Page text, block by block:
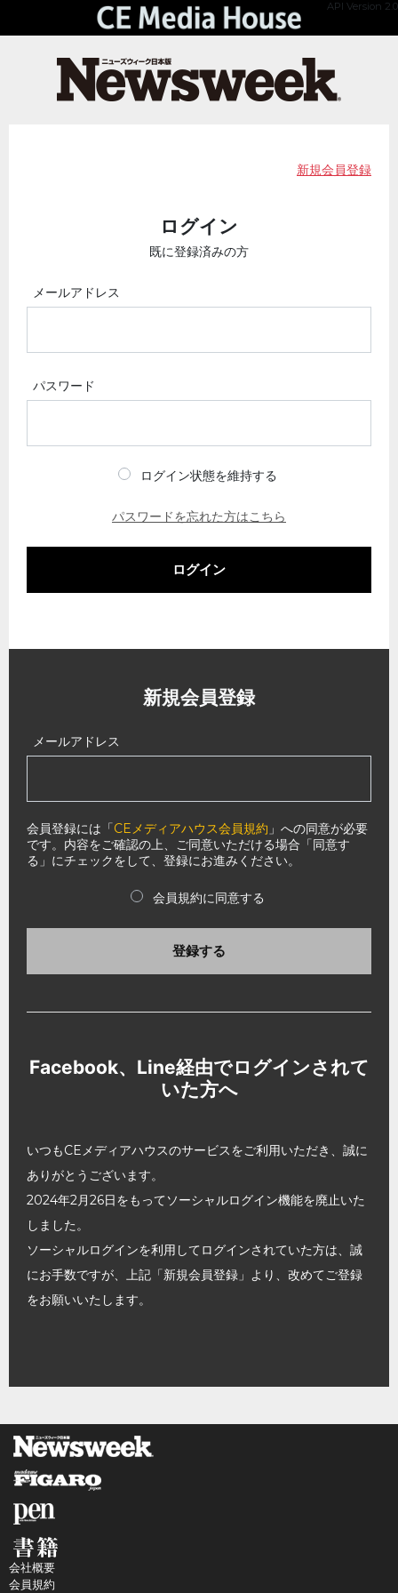
API Version 2.0
新規会員登録
ログイン
既に登録済みの方
メールアドレス
パスワード
ログイン状態を維持する
パスワードを忘れた方はこちら
ログイン
新規会員登録
メールアドレス
会員登録には「CEメディアハウス会員規約 」への同意が必要
です。内容をご確認の上、ご同意いただける場合「同意す
る」にチェックをして、登録にお進みください。
会員規約に同意する
登録する
Facebook、Line経由でログインされて
いた方へ
いつもCEメディアハウスのサービスをご利用いただき、誠に
ありがとうございます。
2024年2月26日をもってソーシャルログイン機能を廃止いた
しました。
ソーシャルログインを利用してログインされていた方は、誠
にお手数ですが、上記「新規会員登録」より、改めてご登録
をお願いいたします。
会社概要
会員規約